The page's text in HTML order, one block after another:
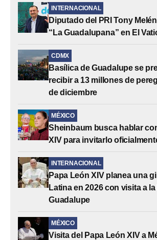
INTERNACIONAL
Diputado del PRI Tony
“La Guadalupana” en El
CDMX
Basílica de Guadalupe se
recibir a 13 millones de
de diciembre
MÉXICO
Sheinbaum busca hablar
XIV para invitarlo
INTERNACIONAL
Papa León XIV planea una
Latina en 2026 con visita a
Guadalupe
MÉXICO
Visita del Papa León XIV a